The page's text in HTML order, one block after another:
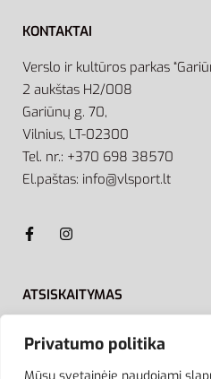
Privatumo politika
KONTAKTAI
Verslo ir kultūros parkas
2 aukštas H2/008
Gariūnų g. 70,
Vilnius, LT-02300
Tel. nr.: +370 698 38570
El.paštas: info@vlsport.lt
ATSISKAITYMAS